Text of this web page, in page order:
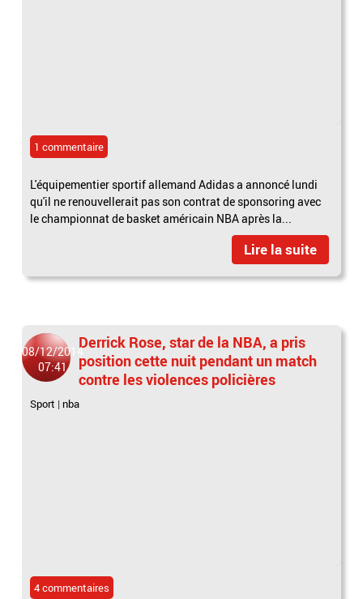
1 commentaire
L'équipementier sportif allemand Adidas a annoncé lundi
qu'il ne renouvellerait pas son contrat de sponsoring avec
le championnat de basket américain NBA après la...
Lire la suite
08/12/2014
07:41
Derrick Rose, star de la NBA, a pris
position cette nuit pendant un match
contre les violences policières
Sport | nba
4 commentaires